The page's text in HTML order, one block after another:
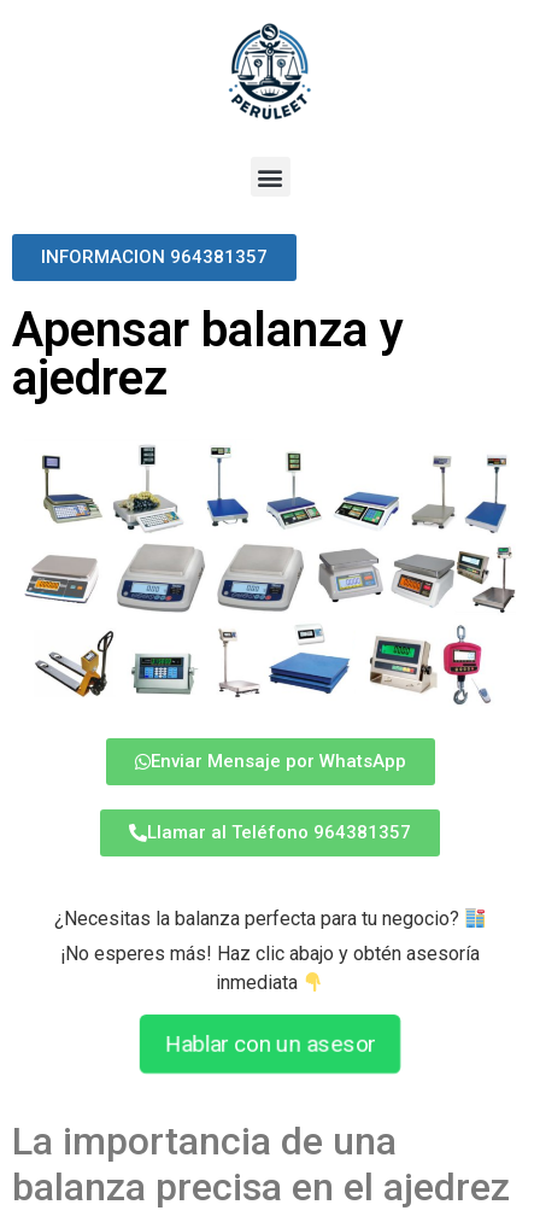
INFORMACION 964381357
Apensar balanza y
ajedrez
Enviar Mensaje por WhatsApp
Llamar al Teléfono 964381357
¿Necesitas la balanza perfecta para tu negocio?
¡No esperes más! Haz clic abajo y obtén asesoría
inmediata
Hablar con un asesor
La importancia de una
balanza precisa en el ajedrez